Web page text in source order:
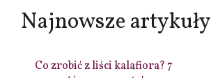
Najnowsze artykuły
Co zrobić z liści kalafiora? 7